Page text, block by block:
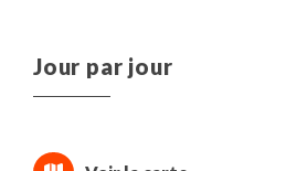
Jour par jour